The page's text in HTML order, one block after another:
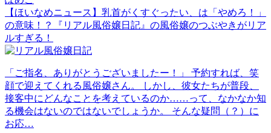
【ほいなめニュース】乳首がくすぐったい、は「やめろ！」
の意味！？『リアル風俗嬢日記』の風俗嬢のつぶやきがリア
ルすぎる！
「ご指名、ありがとうございましたー！」 予約すれば、笑
顔で迎えてくれる風俗嬢さん。 しかし、彼女たちが普段、
接客中にどんなことを考えているのか……って、なかなか知
る機会はないのではないでしょうか。 そんな疑問（？）に
お応…